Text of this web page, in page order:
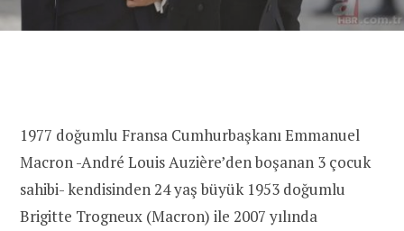
1977 doğumlu Fransa Cumhurbaşkanı Emmanuel
Macron -André Louis Auzière’den boşanan 3 çocuk
sahibi- kendisinden 24 yaş büyük 1953 doğumlu
Brigitte Trogneux (Macron) ile 2007 yılında